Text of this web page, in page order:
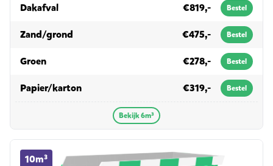
Dakafvalin 6m³ €819,- Bestel
Zand/grond €475,- Bestel
Groenin 6m³ €278,- Bestel
Papier/kartonin 6m³ €319,- Bestel
Bekijk 6m³
10m³
10m³ container huren